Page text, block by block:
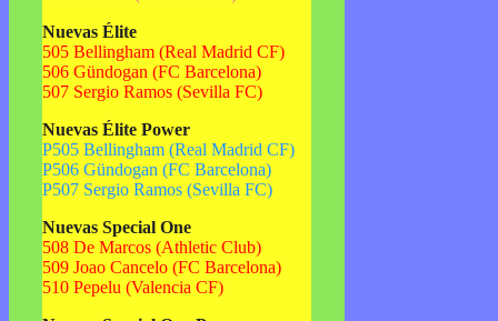
Nuevas Élite
505 Bellingham (Real Madrid CF)
506 Gündogan (FC Barcelona)
507 Sergio Ramos (Sevilla FC)
Nuevas Élite Power
P505 Bellingham (Real Madrid CF)
P506 Gündogan (FC Barcelona)
P507 Sergio Ramos (Sevilla FC)
Nuevas Special One
508 De Marcos (Athletic Club)
509 Joao Cancelo (FC Barcelona)
510 Pepelu (Valencia CF)